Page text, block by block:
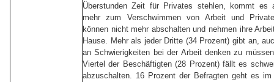
Überstunden Zeit für Privates stehlen, kommt es
mehr zum Verschwimmen von Arbeit und
können nicht mehr abschalten und nehmen ihre
Hause. Mehr als jeder Dritte (34 Prozent) gibt an,
an Schwierigkeiten bei der Arbeit denken zu
Viertel der Beschäftigten (28 Prozent) fällt es
abzuschalten. 16 Prozent der Befragten geht es